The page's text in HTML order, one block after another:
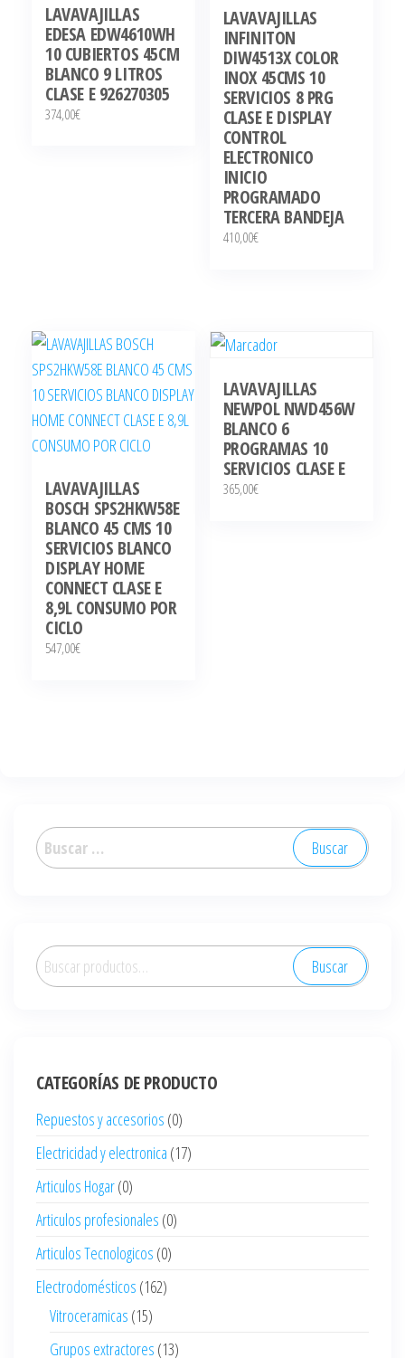
LAVAVAJILLAS
EDESA EDW4610WH
10 CUBIERTOS 45CM
BLANCO 9 LITROS
CLASE E 926270305
374,00€
LAVAVAJILLAS
INFINITON
DIW4513X COLOR
INOX 45CMS 10
SERVICIOS 8 PRG
CLASE E DISPLAY
CONTROL
ELECTRONICO
INICIO
PROGRAMADO
TERCERA BANDEJA
410,00€
LAVAVAJILLAS
BOSCH SPS2HKW58E
BLANCO 45 CMS 10
SERVICIOS BLANCO
DISPLAY HOME
CONNECT CLASE E
8,9L CONSUMO POR
CICLO
547,00€
LAVAVAJILLAS
NEWPOL NWD456W
BLANCO 6
PROGRAMAS 10
SERVICIOS CLASE E
365,00€
Buscar:
Buscar
por:
Buscar
CATEGORÍAS DE PRODUCTO
Repuestos y accesorios (0)
Electricidad y electronica (17)
Articulos Hogar(0)
Articulos profesionales (0)
Articulos Tecnologicos (0)
Electrodomésticos (162)
Vitroceramicas (15)
Grupos extractores (13)